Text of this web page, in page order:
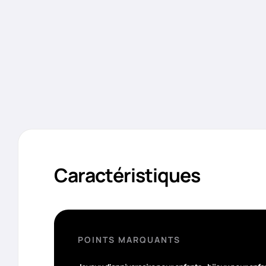
Caractéristiques
POINTS MARQUANTS